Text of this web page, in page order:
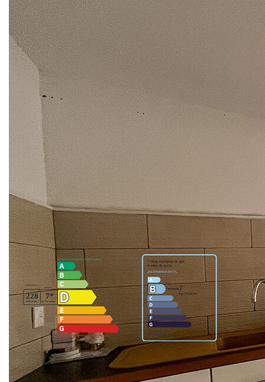
Appartement lumineux
Aucun travaux particuliers à prévoir
Le bien offre une rentabilité locative brute d'environ 10
%, un excellent rendement pour un appartement prêt à
louer immédiatement, avec très peu de charges fixes
grâce à l'absence de syndic et de charges de
copropriété.
À visiter rapidement !
Honoraires à la charge du vendeur
Nos honoraires Nous contacter
Diagnostics énergétiques
Montant estimé des dépenses annuelles d'énergie pour
un usage standard entre 940€ et 1272€. indexées aux